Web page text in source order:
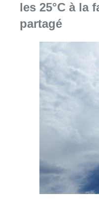
les 25°C à la
partagé